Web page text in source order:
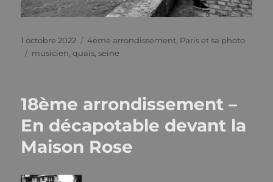
Publié
le
1 octobre 2022 Catégories
4ème arrondissement Paris et sa photo
Étiquettes
musicien ,quais ,seine
18ème arrondissement –
En décapotable devant la
Maison Rose